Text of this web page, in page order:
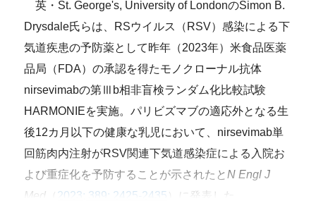
英・St. George's, University of LondonのSimon B.
Drysdale氏らは、RSウイルス（RSV）感染による下
気道疾患の予防薬として昨年（2023年）米食品医薬
品局（FDA）の承認を得たモノクローナル抗体
nirsevimabの第Ⅲb相非盲検ランダム化比較試験
HARMONIEを実施。パリビズマブの適応外となる生
後12カ月以下の健康な乳児において、nirsevimab単
回筋肉内注射がRSV関連下気道感染症による入院お
よび重症化を予防することが示されたと N Engl J
Med
2023; 389: 2425-2435 ）に発表した。